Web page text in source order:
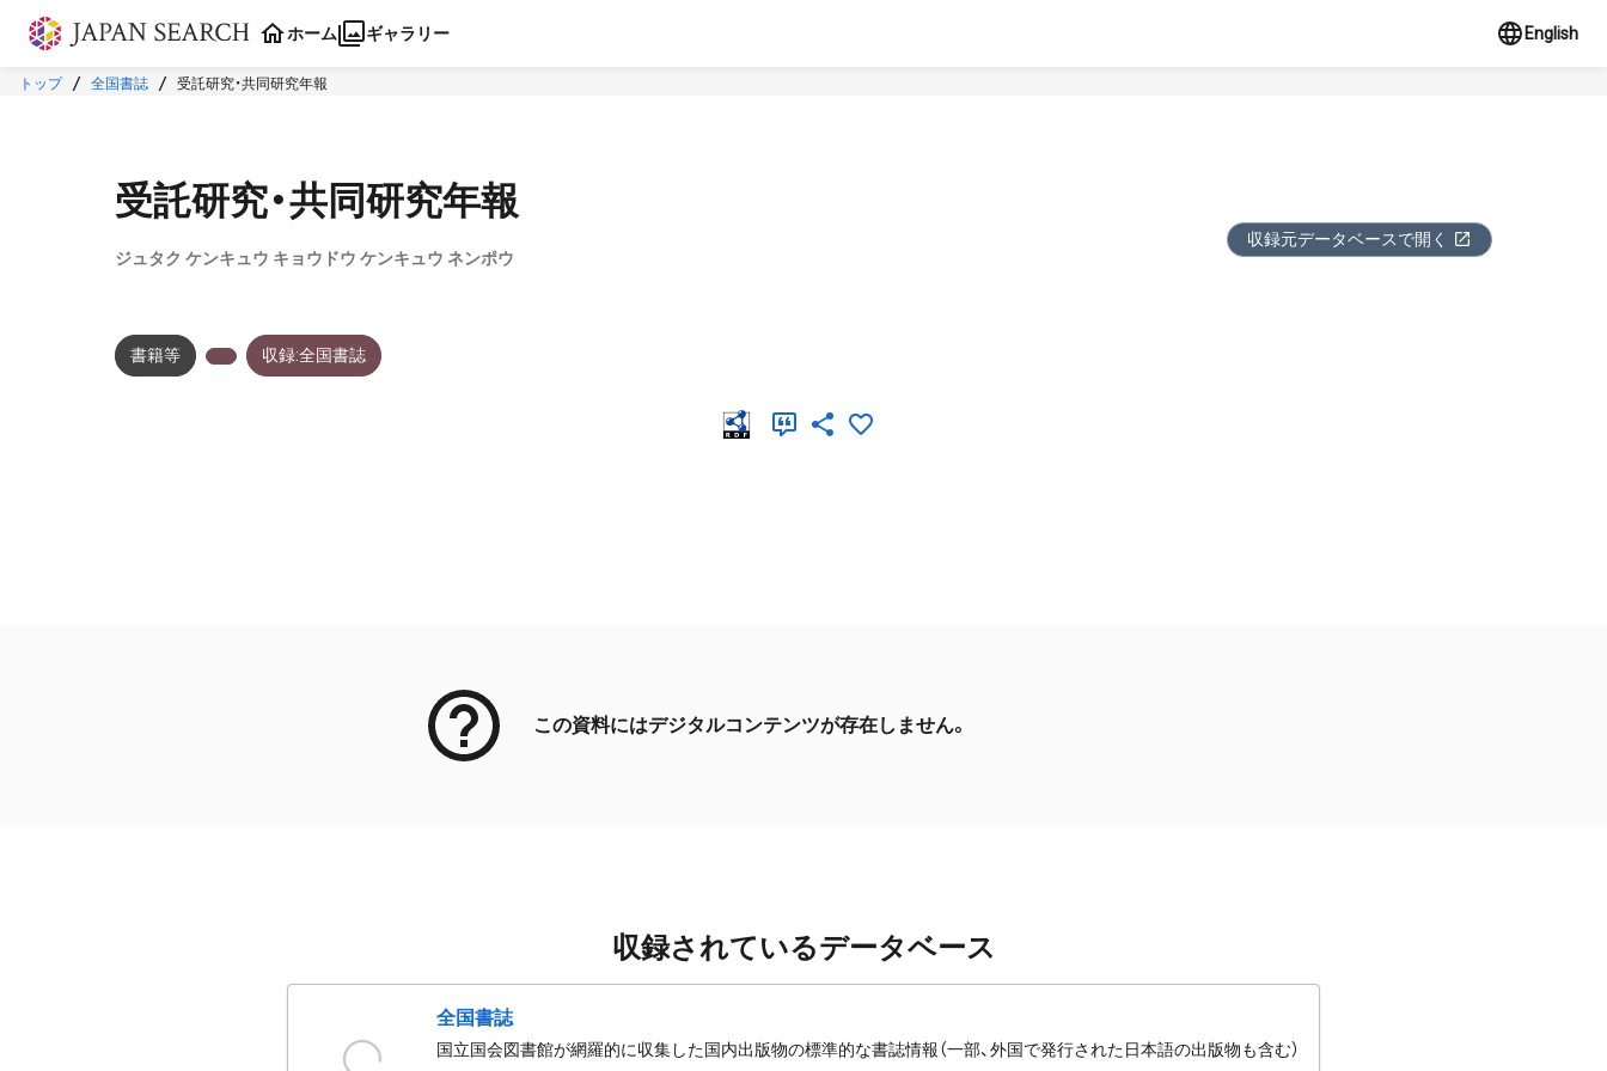
本文に飛ぶ
ホーム ギャラリー English
トップ 全国書誌 受託研究・共同研究年報
受託研究・共同研究年報
ジュタク ケンキュウ キョウドウ ケンキュウ ネンポウ
収録元データベースで開く
書籍等 収録:全国書誌
この資料にはデジタルコンテンツが存在しません。
収録されているデータベース
全国書誌
国立国会図書館が網羅的に収集した国内出版物の標準的な書誌情報（一部、外国で発行された日本語の出版物も含む）